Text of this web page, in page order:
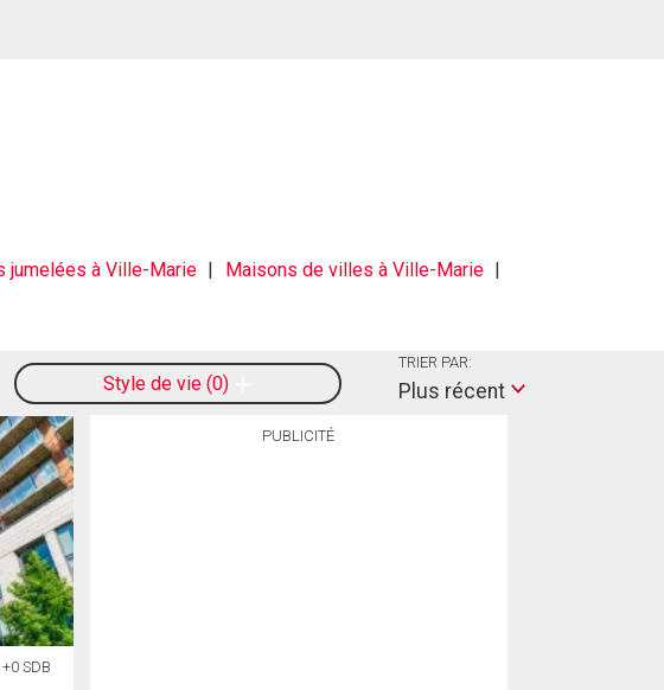
jumelées à Ville-Marie
Maisons de villes à Ville-Marie
Style de vie 0
TRIER PAR:
Plus récent
PUBLICITÉ
SDB